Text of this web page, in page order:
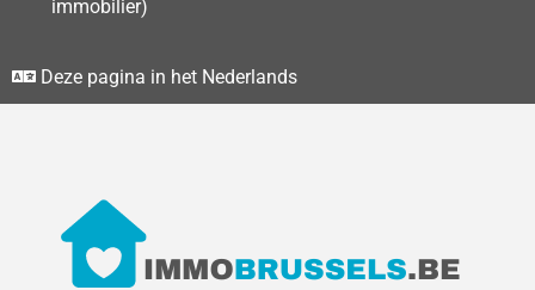
immobilier)
Deze pagina in het Nederlands